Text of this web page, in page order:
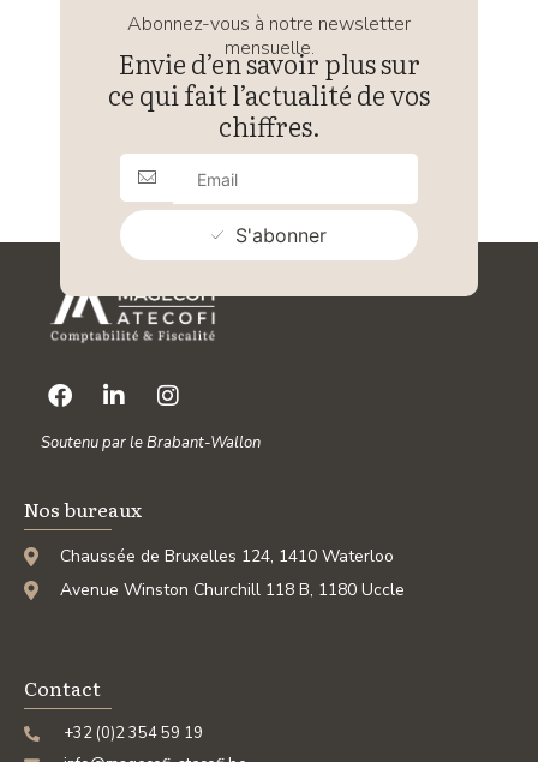
Abonnez-vous à notre newsletter
mensuelle.
Envie d’en savoir plus sur
ce qui fait l’actualité de vos
chiffres.
S'abonner
Soutenu par le Brabant-Wallon
Nos bureaux
Chaussée de Bruxelles 124, 1410 Waterloo
Avenue Winston Churchill 118 B, 1180 Uccle
Contact
+32 (0)2 354 59 19